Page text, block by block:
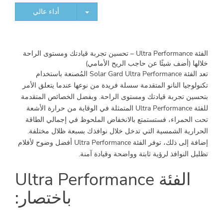
أداء عالي
TOGGLE DROPDOWN
الفئة تحسين تجربة قيادتك ومستوى الراحة
خلالها (أضف شيئًا عن حاجب الريح الأمامي)
تعد الفئة Solar Gard Ultra Performance المُصنعة باستخدام
تكنولوجيا النانو المتقدمة سسلة فريدة من نوعها عندما يتعلق الأمر
بتحسين تجربة قيادتك ومستوى الراحة. وبفضل الخصائص المتقدمة
للفئة Ultra Performance المتمثلة في الوقاية من حرارة الأشعة
تحت الحمراء، فستستمتع بالانخفاض الملحوظ في إجمالي الطاقة
الحرارية الشمسية التي تدخل خلال نوافذك بسبعة ظلال مختلفة.
إضافة إلى ذلك، توفر الفئة Ultra Performance أفضل وضوح لأفلام
تظليل النوافذ لرؤية ثابتة وواضحة وقيادة آمنة.
الفئة
باختصار :